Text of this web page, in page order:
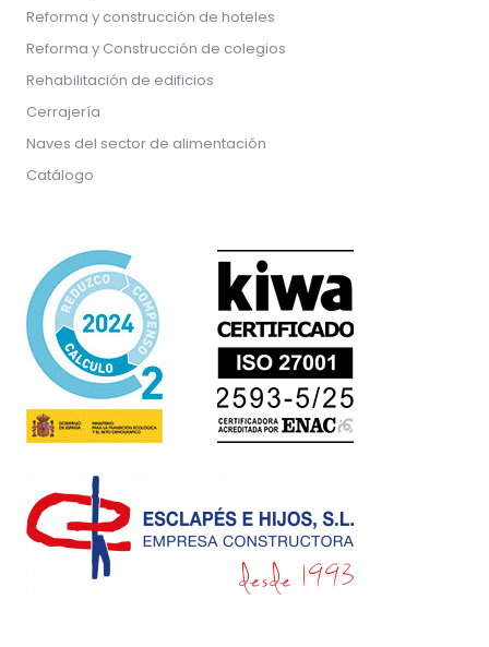
Reforma y construcción de hoteles
Reforma y Construcción de colegios
Rehabilitación de edificios
Cerrajería
Naves del sector de alimentación
Catálogo